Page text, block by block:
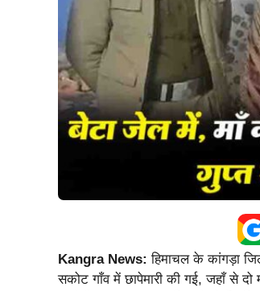
Kangra News:हिमाचल के कांगड़ा
सकोट गाँव में छापेमारी की गई, जहाँ से